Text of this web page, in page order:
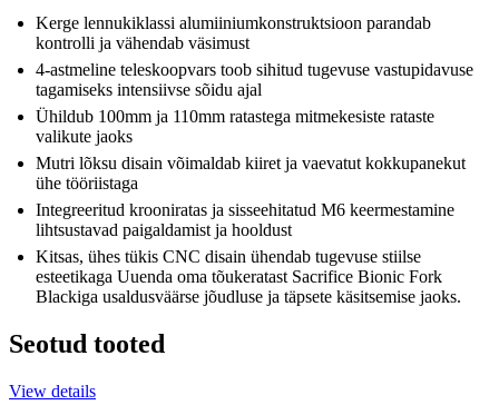
Kerge lennukiklassi alumiiniumkonstruktsioon parandab
kontrolli ja vähendab väsimust
4-astmeline teleskoopvars toob sihitud tugevuse vastupidavuse
tagamiseks intensiivse sõidu ajal
Ühildub 100mm ja 110mm ratastega mitmekesiste rataste
valikute jaoks
Mutri lõksu disain võimaldab kiiret ja vaevatut kokkupanekut
ühe tööriistaga
Integreeritud krooniratas ja sisseehitatud M6 keermestamine
lihtsustavad paigaldamist ja hooldust
Kitsas, ühes tükis CNC disain ühendab tugevuse stiilse
esteetikaga Uuenda oma tõukeratast Sacrifice Bionic Fork
Blackiga usaldusväärse jõudluse ja täpsete käsitsemise jaoks.
Seotud tooted
View details